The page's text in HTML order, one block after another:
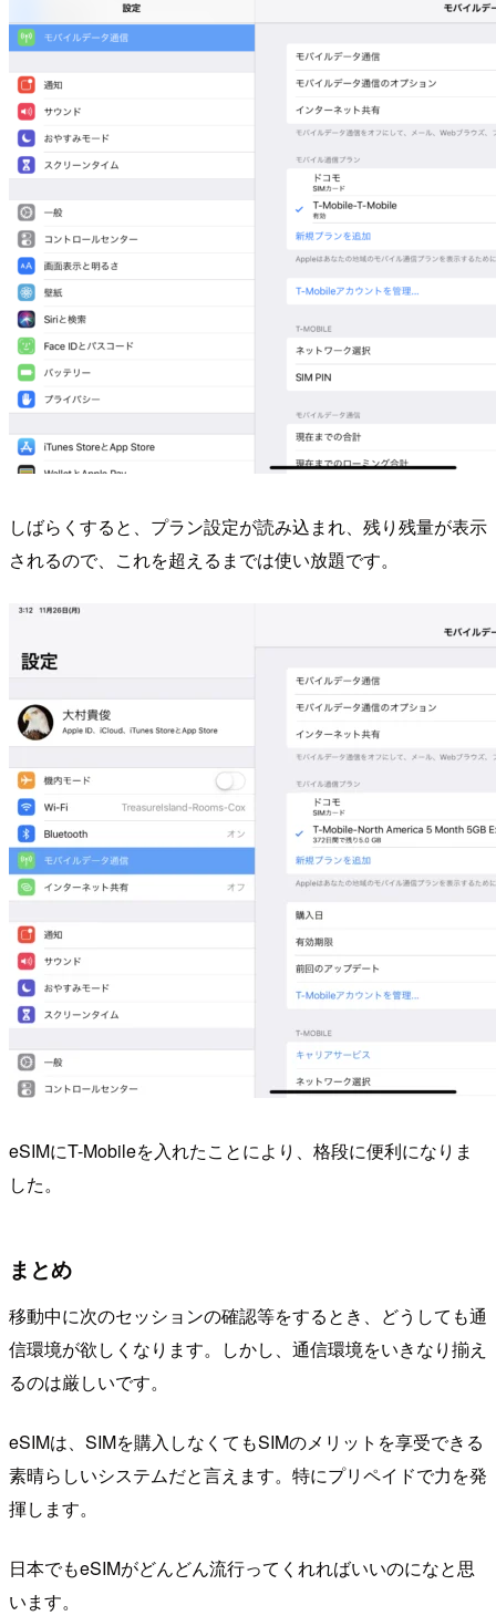
しばらくすると、プラン設定が読み込まれ、残り残量が表示
されるので、これを超えるまでは使い放題です。
eSIMにT-Mobileを入れたことにより、格段に便利になりま
した。
まとめ
移動中に次のセッションの確認等をするとき、どうしても通
信環境が欲しくなります。しかし、通信環境をいきなり揃え
るのは厳しいです。
eSIMは、SIMを購入しなくてもSIMのメリットを享受できる
素晴らしいシステムだと言えます。特にプリペイドで力を発
揮します。
日本でもeSIMがどんどん流行ってくれればいいのになと思
います。